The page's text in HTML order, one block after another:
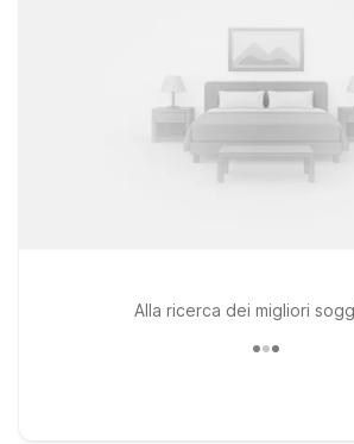
Alla ricerca dei migliori